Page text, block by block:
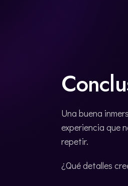
Una buena
experiencia que
repetir.
¿Qué detalles